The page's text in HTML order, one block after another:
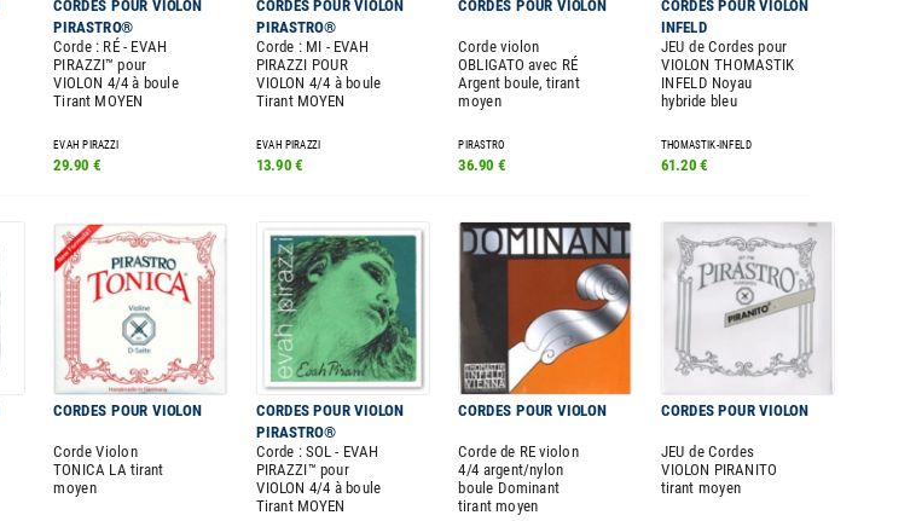
CORDES POUR VIOLON
PIRASTRO®
CORDES POUR VIOLON
PIRASTRO®
CORDES POUR VIOLON
CORDES POUR VIOLON
INFELD
Corde : RÉ - EVAH
PIRAZZI™ pour
VIOLON 4/4 à boule
Tirant MOYEN
Corde : MI - EVAH
PIRAZZI POUR
VIOLON 4/4 à boule
Tirant MOYEN
Corde violon
OBLIGATO avec RÉ
Argent boule, tirant
moyen
JEU de Cordes pour
VIOLON THOMASTIK
INFELD Noyau
hybride bleu
EVAH PIRAZZI EVAH PIRAZZI PIRASTRO THOMASTIK-INFELD
29.90 € 13.90 € 36.90 € 61.20 €
CORDES POUR VIOLON CORDES POUR VIOLON
PIRASTRO®
CORDES POUR VIOLON CORDES POUR VIOLON
Corde Violon
TONICA LA tirant
moyen
Corde : SOL - EVAH
PIRAZZI™ pour
VIOLON 4/4 à boule
Tirant MOYEN
Corde de RE violon
4/4 argent/nylon
boule Dominant
tirant moyen
JEU de Cordes
VIOLON PIRANITO
tirant moyen